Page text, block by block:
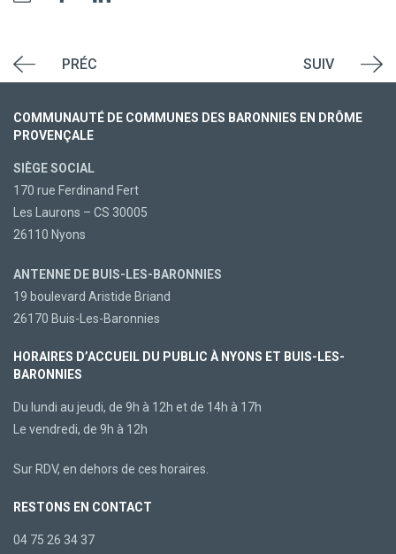
PRÉC SUIV
COMMUNAUTÉ DE COMMUNES DES BARONNIES EN DRÔME
PROVENÇALE
SIÈGE SOCIAL
170 rue Ferdinand Fert
Les Laurons – CS 30005
26110 Nyons
ANTENNE DE BUIS-LES-BARONNIES
19 boulevard Aristide Briand
26170 Buis-Les-Baronnies
HORAIRES D’ACCUEIL DU PUBLIC À NYONS ET BUIS-LES-
BARONNIES
Du lundi au jeudi, de 9h à 12h et de 14h à 17h
Le vendredi, de 9h à 12h
Sur RDV, en dehors de ces horaires.
RESTONS EN CONTACT
04 75 26 34 37